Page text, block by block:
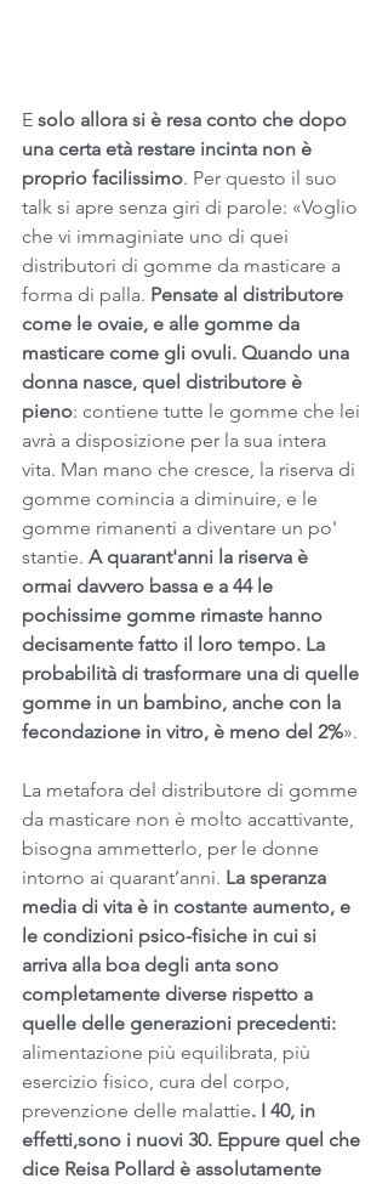
E solo allora si è resa conto che dopo
una certa età restare incinta non è
proprio facilissimo. Per questo il suo
talk si apre senza giri di parole: «Voglio
che vi immaginiate uno di quei
distributori di gomme da masticare a
forma di palla. Pensate al distributore
come le ovaie, e alle gomme da
masticare come gli ovuli. Quando una
donna nasce, quel distributore è
pieno: contiene tutte le gomme che lei
avrà a disposizione per la sua intera
vita. Man mano che cresce, la riserva di
gomme comincia a diminuire, e le
gomme rimanenti a diventare un po'
stantie. A quarant'anni la riserva è
ormai davvero bassa e a 44 le
pochissime gomme rimaste hanno
decisamente fatto il loro tempo. La
probabilità di trasformare una di quelle
gomme in un bambino, anche con la
fecondazione in vitro, è meno del 2%».
La metafora del distributore di gomme
da masticare non è molto accattivante,
bisogna ammetterlo, per le donne
intorno ai quarant’anni. La speranza
media di vita è in costante aumento, e
le condizioni psico-fisiche in cui si
arriva alla boa degli anta sono
completamente diverse rispetto a
quelle delle generazioni precedenti:
alimentazione più equilibrata, più
esercizio fisico, cura del corpo,
prevenzione delle malattie. I 40, in
effetti,sono i nuovi 30. Eppure quel che
dice Reisa Pollard è assolutamente